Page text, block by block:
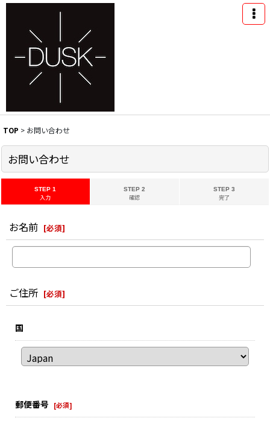
TOP > お問い合わせ
お問い合わせ
STEP 1
入力
STEP 2
確認
STEP 3
完了
お名前 [必須]
ご住所 [必須]
国
郵便番号 [必須]